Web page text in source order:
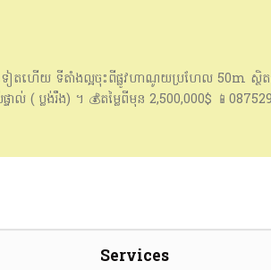
ទៀតហើយ ទីតាំងល្អចុះពីផ្លូវហាណូយប្រហែល 50m ស្ថិត
ាល់ ( ប្លង់រឹង) ។ 💰តម្លៃពីមុន 2,500,000$
ង្កាត់ភ្នំពេញថ្មី ខណ្ឌសែនសុខ រាជធានីភ្នំពេញថ្មី ៕
#homesmarthome #ផ្ទះតម្លៃក្រោមទីផ្សា៛ #ផ្ទ
Services